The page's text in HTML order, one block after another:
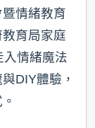
情緒教育
育局家庭
情緒魔法
DIY體驗，